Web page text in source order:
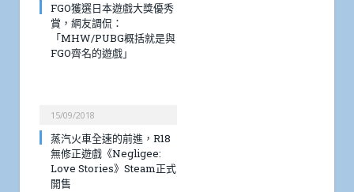
FGO獲選日本遊戲大獎優秀
賞，網友調侃：
「MHW/PUBG概括就是與
FGO齊名的遊戲」
15/09/2018
蒸汽火車全速的前進，R18
無修正遊戲《Negligee:
Love Stories》Steam正式
開售